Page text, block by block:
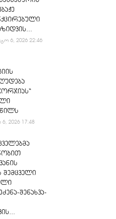
6, 2026 22:46
6, 2026 17:48
შემცველი
შენახვა-